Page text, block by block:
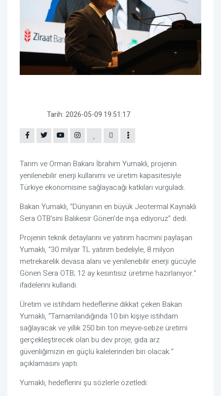
Tarih: 2026-05-09 19:51:17
Tarım ve Orman Bakanı İbrahim Yumaklı, projenin
yenilenebilir enerji kullanımı ve üretim kapasitesiyle
Türkiye ekonomisine sağlayacağı katkıları vurguladı.
Bakan Yumaklı, “Dünyanın en büyük Jeotermal Kaynaklı
Sera OTB’sini Balıkesir Gönen’de inşa ediyoruz” dedi.
Projenin teknik detaylarını ve yatırım hacmini paylaşan
Yumaklı, “30 milyar TL yatırım bedeliyle, 8 milyon
metrekarelik devasa alanı ve yenilenebilir enerji gücüyle
Gönen Sera OTB; 12 ay kesintisiz üretime hazırlanıyor.”
ifadelerini kullandı.
Üretim ve istihdam hedeflerine dikkat çeken Bakan
Yumaklı, “Tamamlandığında 10 bin kişiye istihdam
sağlayacak ve yıllık 250 bin ton meyve-sebze üretimi
gerçekleştirecek olan bu dev proje, gıda arz
güvenliğimizin en güçlü kalelerinden biri olacak.”
açıklamasını yaptı.
Yumaklı, hedeflerini şu sözlerle özetledi: